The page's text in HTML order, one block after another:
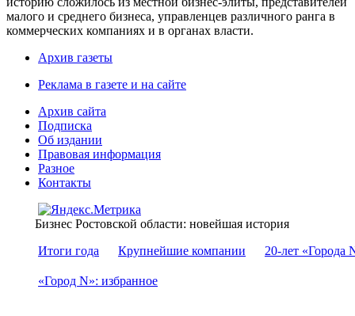
малого и среднего бизнеса, управленцев различного ранга в
коммерческих компаниях и в органах власти.
Архив газеты
Реклама в газете и на сайте
Архив сайта
Подписка
Об издании
Правовая информация
Разное
Контакты
Бизнес Ростовской области: новейшая история
Итоги года
Крупнейшие компании 20-лет «Города
«Город N»: избранное